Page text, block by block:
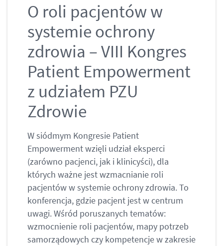
O roli pacjentów w
systemie ochrony
zdrowia – VIII Kongres
Patient Empowerment
z udziałem PZU
Zdrowie
W siódmym Kongresie Patient
Empowerment wzięli udział eksperci
(zarówno pacjenci, jak i klinicyści), dla
których ważne jest wzmacnianie roli
pacjentów w systemie ochrony zdrowia. To
konferencja, gdzie pacjent jest w centrum
uwagi. Wśród poruszanych tematów:
wzmocnienie roli pacjentów, mapy potrzeb
samorządowych czy kompetencje w zakresie